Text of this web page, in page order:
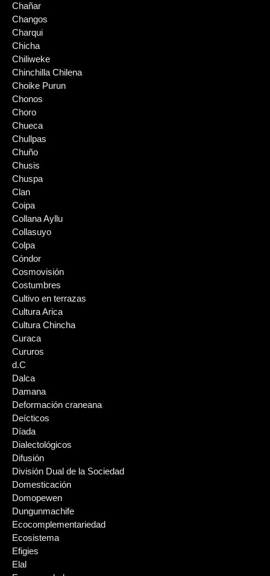
Chañar
Changos
Charqui
Chicha
Chiliweke
Chinchilla Chilena
Choike Purun
Chonos
Choro
Chueca
Chullpas
Chuño
Chusis
Chuspa
Clan
Coipa
Collana Ayllu
Collasuyo
Colpa
Cóndor
Cosmovisión
Costumbres
Cultivo en terrazas
Cultura Arica
Cultura Chincha
Curaca
Cururos
d.C
Dalca
Damana
Deformación craneana
Deícticos
Díada
Dialectológicos
Difusión
División Dual de la Sociedad
Domesticación
Domopewen
Dungunmachife
Ecocomplementariedad
Ecosistema
Efigies
Elal